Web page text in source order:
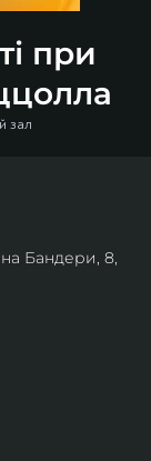
при
зал
Бандери, 8,